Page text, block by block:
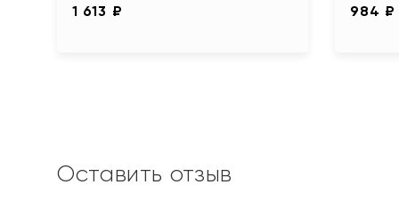
1 613 ₽ 984 ₽
Оставить отзыв